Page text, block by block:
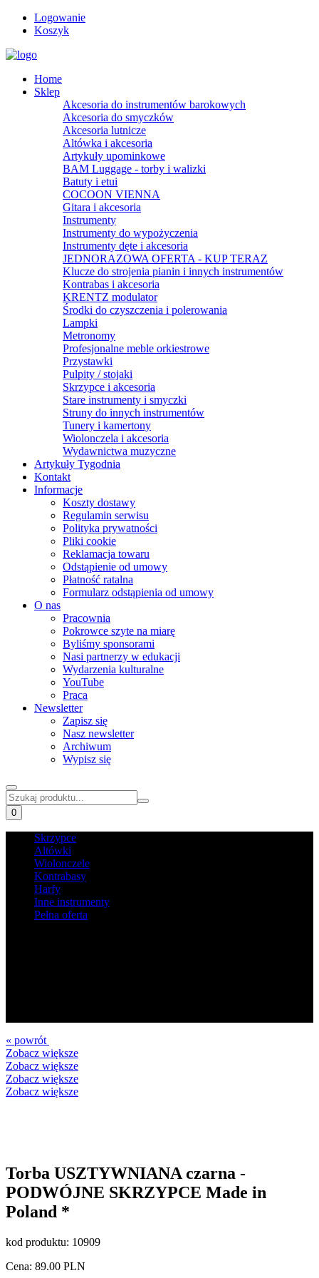
Logowanie
Koszyk
Home
Sklep
Akcesoria do instrumentów barokowych
Akcesoria do smyczków
Akcesoria lutnicze
Altówka i akcesoria
Artykuły upominkowe
BAM Luggage - torby i walizki
Batuty i etui
COCOON VIENNA
Gitara i akcesoria
Instrumenty
Instrumenty do wypożyczenia
Instrumenty dęte i akcesoria
JEDNORAZOWA OFERTA - KUP TERAZ
Klucze do strojenia pianin i innych instrumentów
Kontrabas i akcesoria
KRENTZ modulator
Środki do czyszczenia i polerowania
Lampki
Metronomy
Profesjonalne meble orkiestrowe
Przystawki
Pulpity / stojaki
Skrzypce i akcesoria
Stare instrumenty i smyczki
Struny do innych instrumentów
Tunery i kamertony
Wiolonczela i akcesoria
Wydawnictwa muzyczne
Artykuły Tygodnia
Kontakt
Informacje
Koszty dostawy
Regulamin serwisu
Polityka prywatności
Pliki cookie
Reklamacja towaru
Odstąpienie od umowy
Płatność ratalna
Formularz odstąpienia od umowy
O nas
Pracownia
Pokrowce szyte na miarę
Byliśmy sponsorami
Nasi partnerzy w edukacji
Wydarzenia kulturalne
YouTube
Praca
Newsletter
Zapisz się
Nasz newsletter
Archiwum
Wypisz się
0
Skrzypce
Altówki
Wiolonczele
Kontrabasy
Harfy
Inne instrumenty
Pełna oferta
« powrót
Zobacz większe
Zobacz większe
Zobacz większe
Zobacz większe
Torba USZTYWNIANA czarna -
PODWÓJNE SKRZYPCE Made in
Poland *
kod produktu: 10909
Cena: 89.00 PLN